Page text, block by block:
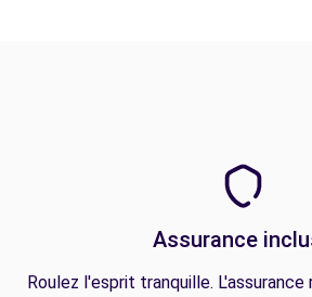
Assurance
Roulez l'esprit tranquille.